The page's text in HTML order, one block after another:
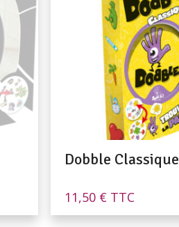
Dobble Classique
11,50 € TTC